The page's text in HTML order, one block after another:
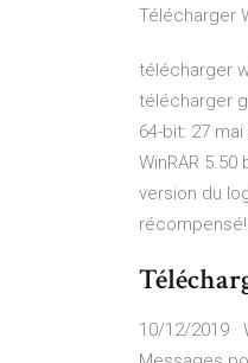
Télécharger
télécharger
télécharger
64-bit: 27 mai
WinRAR 5.50
version du
10/12/2019